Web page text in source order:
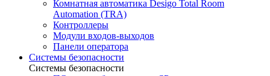
Комнатная автоматика Desigo Total Room
Automation (TRA)
Контроллеры
Модули входов-выходов
Панели оператора
Системы безопасности
Системы безопасности